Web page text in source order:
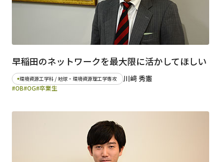
早稲田のネットワークを最大限に活かしてほしい
環境資源工学科 / 地球・環境資源理工学専攻 川﨑 秀憲
#OB#OG#卒業生